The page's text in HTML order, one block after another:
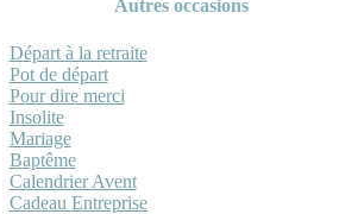
Autres occasions
Départ à la retraite
Pot de départ
Pour dire merci
Insolite
Mariage
Baptême
Calendrier Avent
Cadeau Entreprise